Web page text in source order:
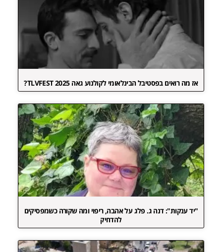
אז מה רואים בפסטיבל הבינלאומי לקולנוע גאה TLVFEST 2025?
"יד ענקות": דנה ג. פלג על אהבה, ריפוי ומה שקורה כשמפסיקים
להדחיק